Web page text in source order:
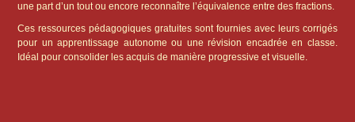
une part d’un tout ou encore reconnaître l’équivalence entre des fractions.
Ces ressources pédagogiques gratuites sont fournies avec leurs corrigés
pour un apprentissage autonome ou une révision encadrée en classe.
Idéal pour consolider les acquis de manière progressive et visuelle.